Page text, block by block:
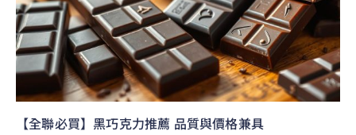
【全聯必買】黑巧克力推薦 品質與價格兼具